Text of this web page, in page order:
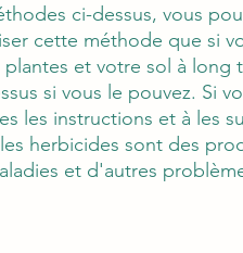
ci-dessus, vous
cette méthode que si
et votre sol à long
si vous le pouvez. Si
les instructions et à les
herbicides sont des
et d'autres